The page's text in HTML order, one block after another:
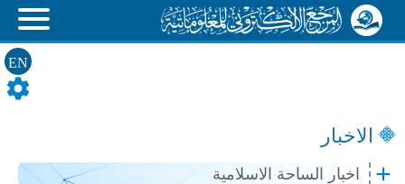
EN
الاخبار
اخبار الساحة الاسلامية